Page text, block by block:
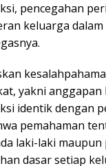
pencegahan
keluarga dalam
yakni anggapan
identik dengan
pemahaman
laki-laki maupun
dasar setiap